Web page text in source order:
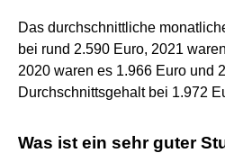
Das durchschnittliche
bei rund 2.590 Euro, 2021
2020 waren es 1.966 Euro und
Durchschnittsgehalt bei 1.972
Was ist ein sehr guter